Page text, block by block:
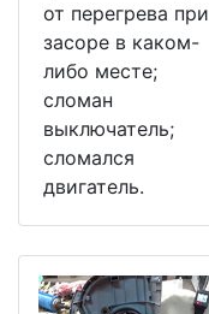
от перегрева при
засоре в каком-
либо месте;
сломан
выключатель;
сломался
двигатель.